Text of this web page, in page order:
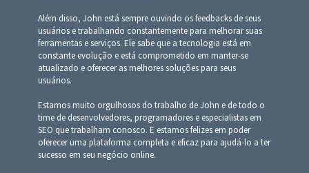
Além disso, John está sempre ouvindo os feedbacks de seus
usuários e trabalhando constantemente para melhorar suas
ferramentas e serviços. Ele sabe que a tecnologia está em
constante evolução e está comprometido em manter-se
atualizado e oferecer as melhores soluções para seus
usuários.
Estamos muito orgulhosos do trabalho de John e de todo o
time de desenvolvedores, programadores e especialistas em
SEO que trabalham conosco. E estamos felizes em poder
oferecer uma plataforma completa e eficaz para ajudá-lo a ter
sucesso em seu negócio online.